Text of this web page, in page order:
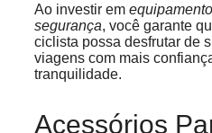
Ao investir em
segurança, você garante
ciclista possa desfrutar de
viagens com mais
tranquilidade.
Acessórios